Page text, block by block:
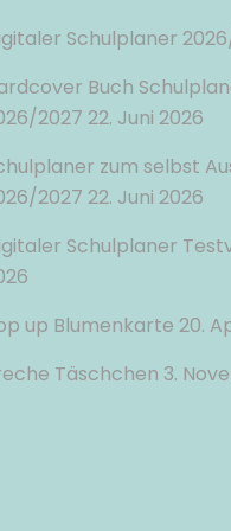
Schulplaner
Buch
2027 22. Juni 2026
zum selbst
2027 22. Juni 2026
Schulplaner
up Blumenkarte 20.
Täschchen 3.